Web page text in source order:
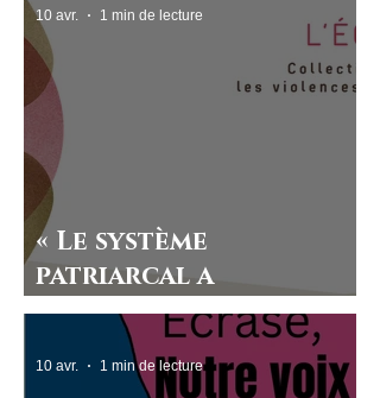
« Le système
patriarcal a
longtemps couvert et
légitimé les violences
faites aux femmes »
10 avr. 1 min de lecture
10 avr. 1 min de lecture